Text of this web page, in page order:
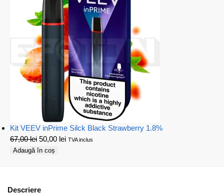
Kit VEEV inPrime Silck Black Strawberry 1.8%
67,00lei 50,00 lei TVA inclus
Adaugă în coș
Descriere